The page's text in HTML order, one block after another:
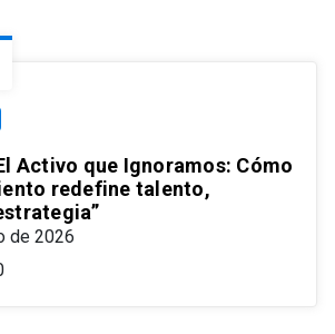
Activo que Ignoramos: Cómo
redefine talento,
de 2026